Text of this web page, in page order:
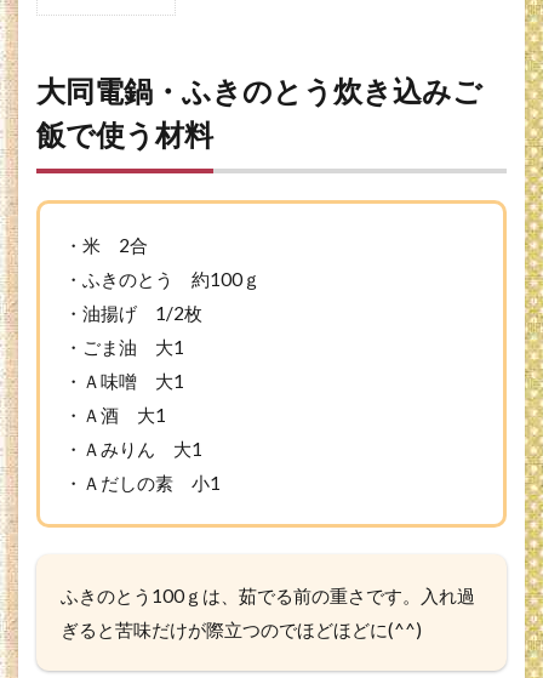
鍋・
ふき
のと
う炊
き込
使う
材料
き
う
炊
込
作
り
大同電鍋・ふきのとう炊き込みご
飯で使う材料
・米 2合
・ふきのとう 約100ｇ
・油揚げ 1/2枚
・ごま油 大1
・Ａ味噌 大1
・Ａ酒 大1
・Ａみりん 大1
・Ａだしの素 小1
ふきのとう100ｇは、茹でる前の重さです。入れ過
ぎると苦味だけが際立つのでほどほどに(^^)